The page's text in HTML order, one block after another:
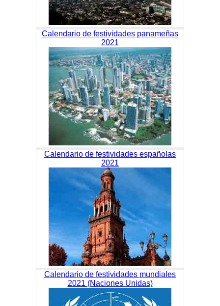
Calendario de festividades panameñas
2021
Calendario de festividades españolas
2021
Calendario de festividades mundiales
2021 (Naciones Unidas)